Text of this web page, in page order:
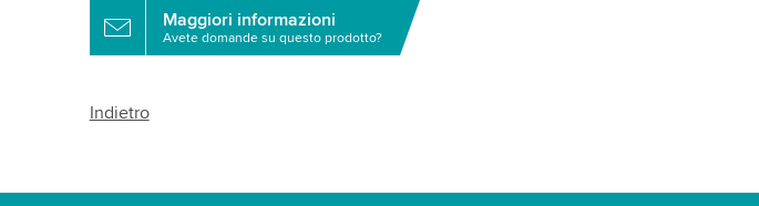
Maggiori informazioni
Avete domande su questo prodotto?
Indietro